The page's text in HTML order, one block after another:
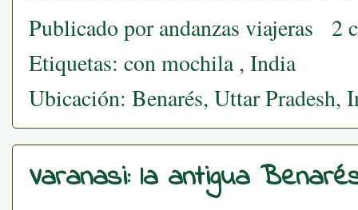
Publicado porandanzas viajeras
2
Etiquetas: con mochila, India
Ubicación: Benarés, Uttar Pradesh,
Varanasi: la antigua